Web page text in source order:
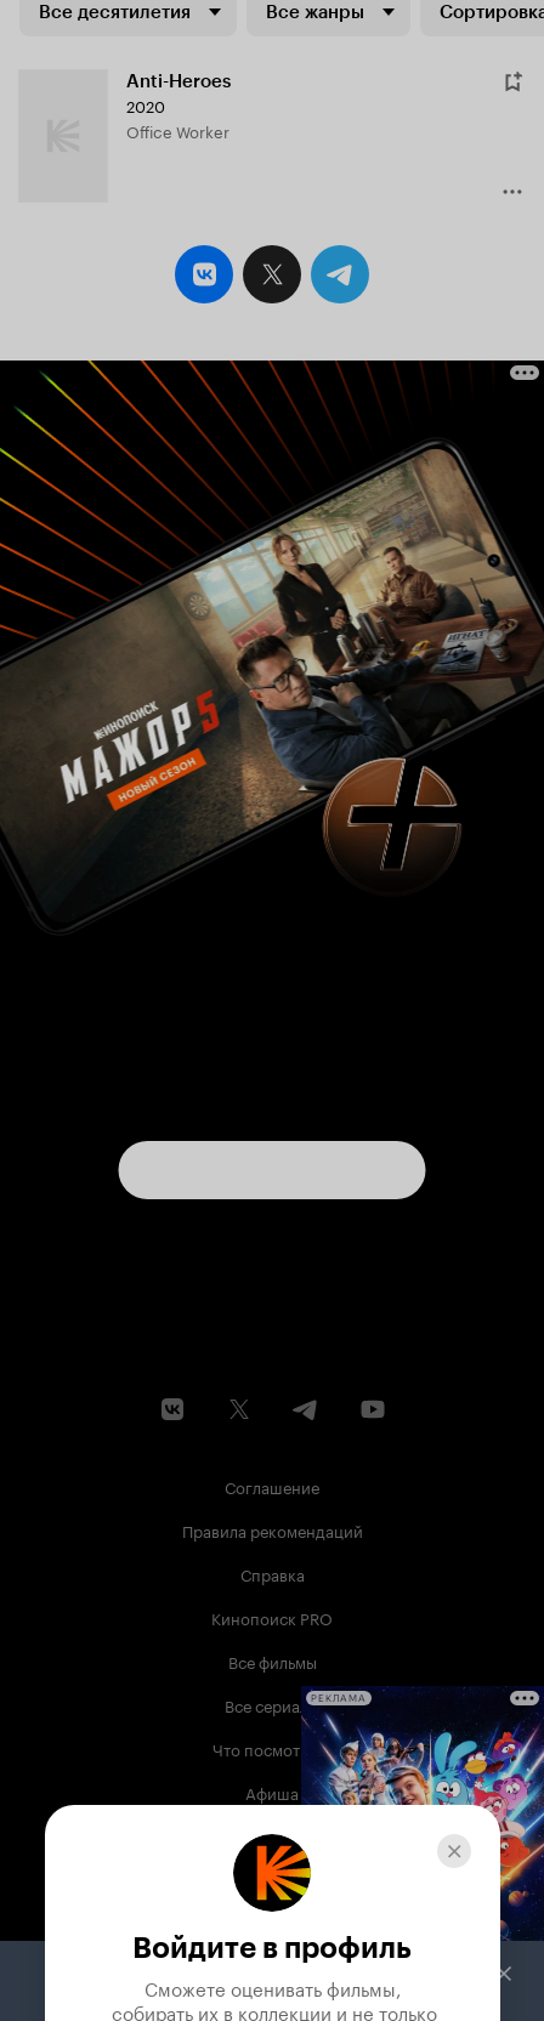
Все десятилетия Все жанры
Anti-Heroes
2020
Office Worker
Соглашение
Правила рекомендаций
Справка
Кинопоиск PRO
Все фильмы
Все сериалы
Что посмотреть
Афиша
Музыка
Телепрограмма
Служба поддержки
РЕКЛАМА
Войдите в профиль
Сможете оценивать фильмы,
собирать их в коллекции и не только